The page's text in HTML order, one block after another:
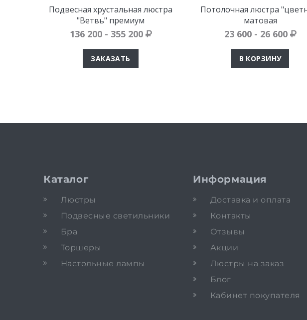
Подвесная хрустальная люстра
"Ветвь" премиум
136 200 - 355 200
ЗАКАЗАТЬ
Потолочная люстра
матовая
23 600 - 26 600
В КОРЗИНУ
Каталог
Люстры
Подвесные светильники
Бра
Торшеры
Настольные лампы
Информация
Доставка и оплата
Контакты
Отзывы
Акции
Люстры на заказ
Блог
Кабинет покупателя